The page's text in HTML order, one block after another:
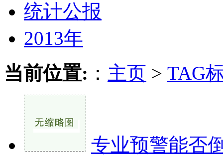
统计公报
2013年
当前位置: ： 主页 > TAG
专业预警能否